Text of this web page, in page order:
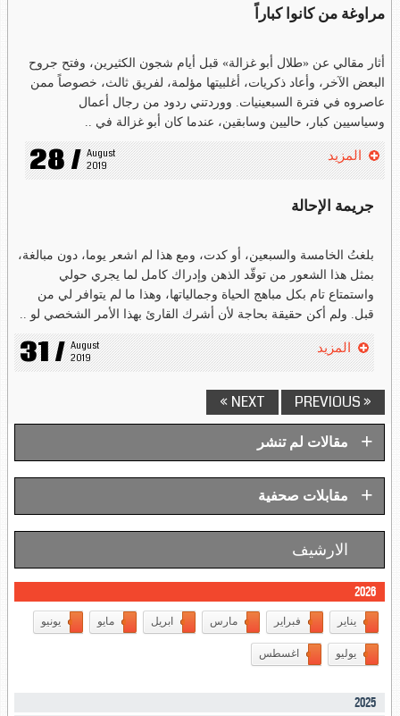
مراوغة من كانوا كباراً
أثار مقالي عن «طلال أبو غزالة» قبل أيام شجون الكثيرين، وفتح جروح
البعض الآخر، وأعاد ذكريات، أغلبيتها مؤلمة، لفريق ثالث، خصوصاً ممن
عاصروه في فترة السبعينيات. ووردتني ردود من رجال أعمال
وسياسيين كبار، حاليين وسابقين، عندما كان أبو غزالة في ..
28 / August
2019
المزيد
جريمة الإحالة
بلغتُ الخامسة والسبعين، أو كدت، ومع هذا لم اشعر يوما، دون مبالغة،
بمثل هذا الشعور من توقّد الذهن وإدراك كامل لما يجري حولي
واستمتاع تام بكل مباهج الحياة وجمالياتها، وهذا ما لم يتوافر لي من
قبل. ولم أكن حقيقة بحاجة لأن أشرك القارئ بهذا الأمر الشخصي لو ..
31 / August
2019
المزيد
« PREVIOUS
NEXT »
مقالات لم تنشر +
مقابلات صحفية +
الارشيف
2026
يناير فبراير مارس ابريل مايو يونيو
يوليو اغسطس
2025